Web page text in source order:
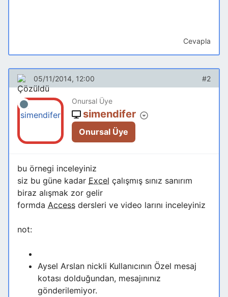
Cevapla
05/11/2014, 12:00 #2
Onursal Üye
simendifer
Onursal Üye
bu örnegi inceleyiniz
siz bu güne kadar Excel çalışmış sınız sanırım
biraz alışmak zor gelir
formda Access dersleri ve video larını inceleyiniz
not:
Aysel Arslan nickli Kullanıcının Özel mesaj
kotası dolduğundan, mesajınınız
gönderilemiyor.